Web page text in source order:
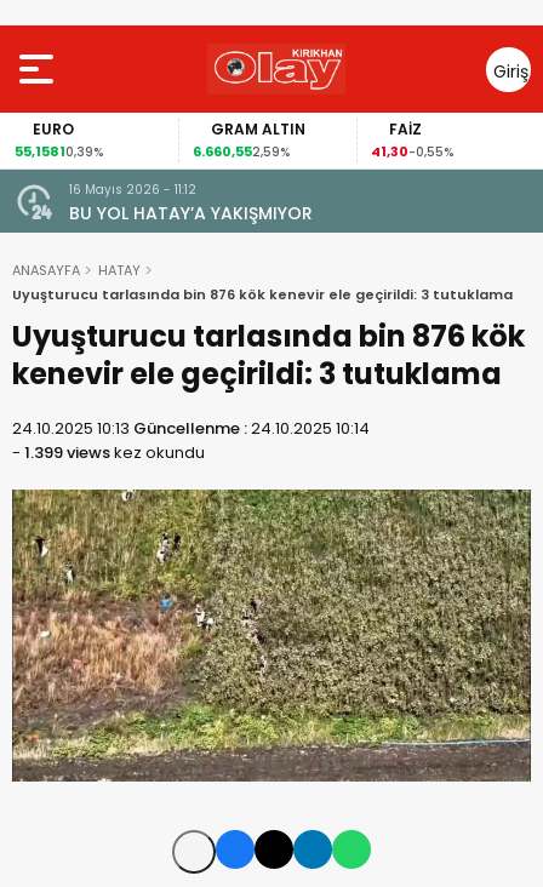
Giriş
Yap
EURO
55,15810,39%
GRAM ALTIN
6.660,552,59%
FAİZ
41,30-0,55%
Amik
16 Mayıs 2026 - 11:12
BU YOL HATAY’A YAKIŞMIYOR
ANASAYFA
HATAY
Uyuşturucu tarlasında bin 876 kök kenevir ele geçirildi: 3 tutuklama
Uyuşturucu tarlasında bin 876 kök
kenevir ele geçirildi: 3 tutuklama
24.10.2025 10:13 Güncellenme :24.10.2025 10:14
- 1.399 viewskez okundu